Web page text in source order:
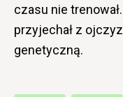
czasu nie
przyjechał z
genetyczną.